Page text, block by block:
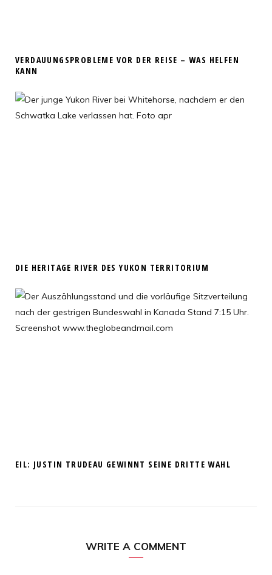
VERDAUUNGSPROBLEME VOR DER REISE – WAS HELFEN
KANN
DIE HERITAGE RIVER DES YUKON TERRITORIUM
EIL: JUSTIN TRUDEAU GEWINNT SEINE DRITTE WAHL
WRITE A COMMENT